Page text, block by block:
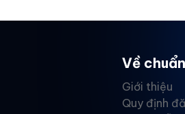
Về
Giới thiệu
Quy định